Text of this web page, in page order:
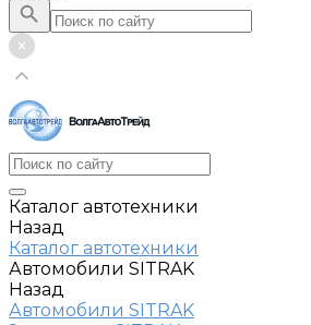
Каталог автотехники
Назад
Каталог автотехники
Автомобили SITRAK
Назад
Автомобили SITRAK